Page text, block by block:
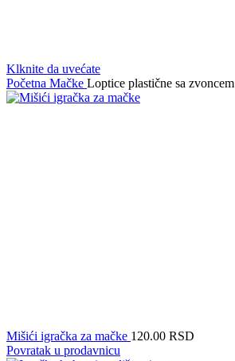
Klknite da uvećate
Početna Mačke Loptice plastične sa zvoncem
Mišići igračka za mačke 120.00 RSD
Povratak u prodavnicu